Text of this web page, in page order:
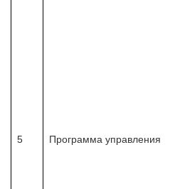
5 Программа управления